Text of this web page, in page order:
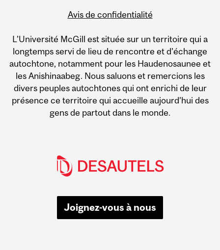
Avis de confidentialité
L’Université McGill est située sur un territoire qui a
longtemps servi de lieu de rencontre et d’échange
autochtone, notamment pour les Haudenosaunee et
les Anishinaabeg. Nous saluons et remercions les
divers peuples autochtones qui ont enrichi de leur
présence ce territoire qui accueille aujourd’hui des
gens de partout dans le monde.
Joignez-vous à nous